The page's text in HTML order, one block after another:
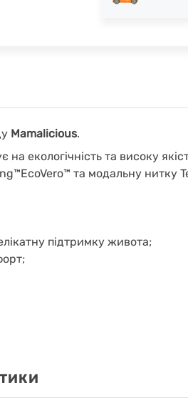
Mamalicious.
екологічність та високу
та модальну нитку
підтримку живота;